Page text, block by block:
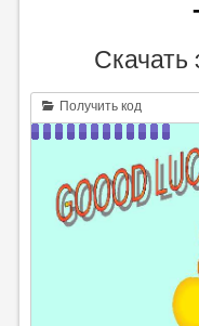
Скачать
Получить код